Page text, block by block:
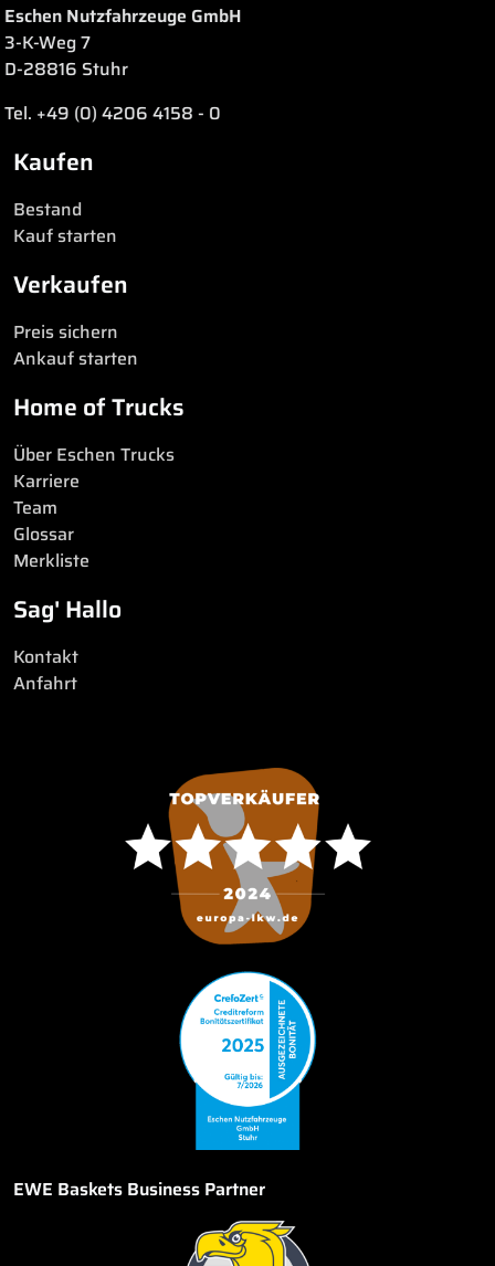
Eschen Nutzfahrzeuge GmbH
3-K-Weg 7
D-28816 Stuhr
Tel. +49 (0) 4206 4158 - 0
Kaufen
Bestand
Kauf starten
Verkaufen
Preis sichern
Ankauf starten
Home of Trucks
Über Eschen Trucks
Karriere
Team
Glossar
Merkliste
Sag' Hallo
Kontakt
Anfahrt
EWE Baskets Business Partner